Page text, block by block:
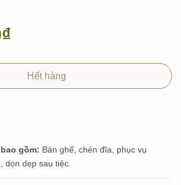
Hết hàng
gồm: Bàn ghế, chén đĩa, phục vụ
dọn dẹp sau tiệc.